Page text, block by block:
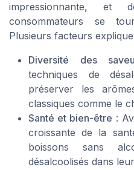
impressionnante,
consommateurs se
Plusieurs facteurs
Diversité des
techniques de
préserver les
classiques comme le
Santé et bien-être :
croissante de la
boissons sans
désalcoolisés dans